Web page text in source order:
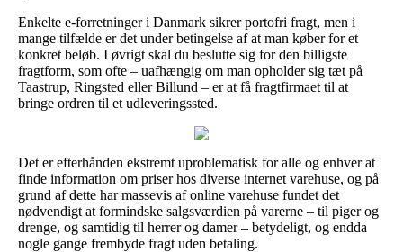
Enkelte e-forretninger i Danmark sikrer portofri fragt, men i
mange tilfælde er det under betingelse af at man køber for et
konkret beløb. I øvrigt skal du beslutte sig for den billigste
fragtform, som ofte – uafhængig om man opholder sig tæt på
Taastrup, Ringsted eller Billund – er at få fragtfirmaet til at
bringe ordren til et udleveringssted.
Det er efterhånden ekstremt uproblematisk for alle og enhver at
finde information om priser hos diverse internet varehuse, og på
grund af dette har massevis af online varehuse fundet det
nødvendigt at formindske salgsværdien på varerne – til piger og
drenge, og samtidig til herrer og damer – betydeligt, og endda
nogle gange frembyde fragt uden betaling.